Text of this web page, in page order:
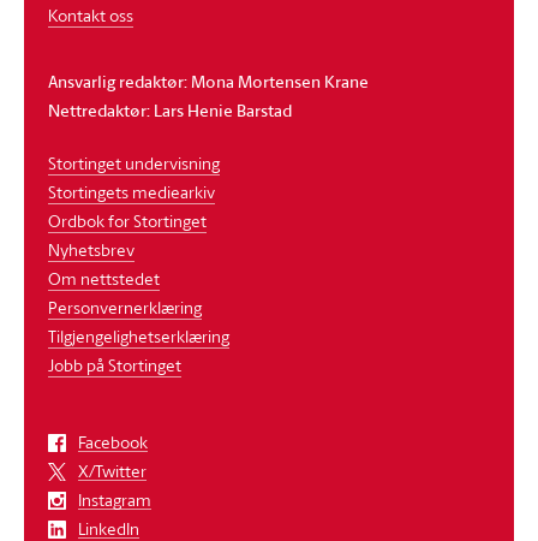
Kontakt oss
Ansvarlig redaktør: Mona Mortensen Krane
Nettredaktør: Lars Henie Barstad
Stortinget undervisning
Stortingets mediearkiv
Ordbok for Stortinget
Nyhetsbrev
Om nettstedet
Personvernerklæring
Tilgjengelighetserklæring
Jobb på Stortinget
Facebook
X/Twitter
Instagram
LinkedIn